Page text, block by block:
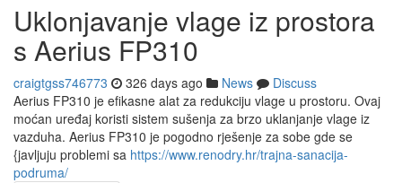
Uklonjavanje vlage iz prostora
s Aerius FP310
craigtgss746773 326 days ago News
Discuss
Aerius FP310 je efikasne alat za redukciju vlage u prostoru. Ovaj
moćan uređaj koristi sistem sušenja za brzo uklanjanje vlage iz
vazduha. Aerius FP310 je pogodno rješenje za sobe gde se
{javljuju problemi sa https://www.renodry.hr/trajna-sanacija-
podruma/